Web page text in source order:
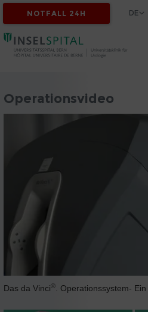
NOTFALL 24H DE
Operationsvideo
Das da Vinci®. Operationssystem-